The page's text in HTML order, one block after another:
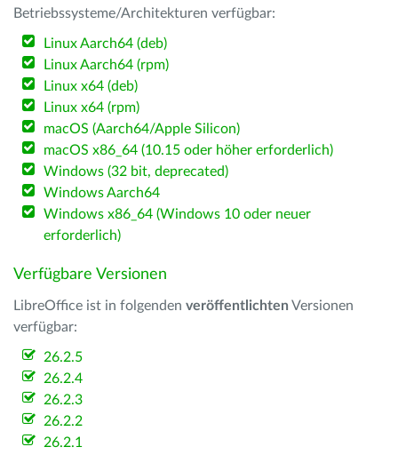
Betriebssysteme/Architekturen verfügbar:
Linux Aarch64 (deb)
Linux Aarch64 (rpm)
Linux x64 (deb)
Linux x64 (rpm)
macOS (Aarch64/Apple Silicon)
macOS x86_64 (10.15 oder höher erforderlich)
Windows (32 bit, deprecated)
Windows Aarch64
Windows x86_64 (Windows 10 oder neuer
erforderlich)
Verfügbare Versionen
LibreOffice ist in folgenden veröffentlichten Versionen
verfügbar:
26.2.5
26.2.4
26.2.3
26.2.2
26.2.1